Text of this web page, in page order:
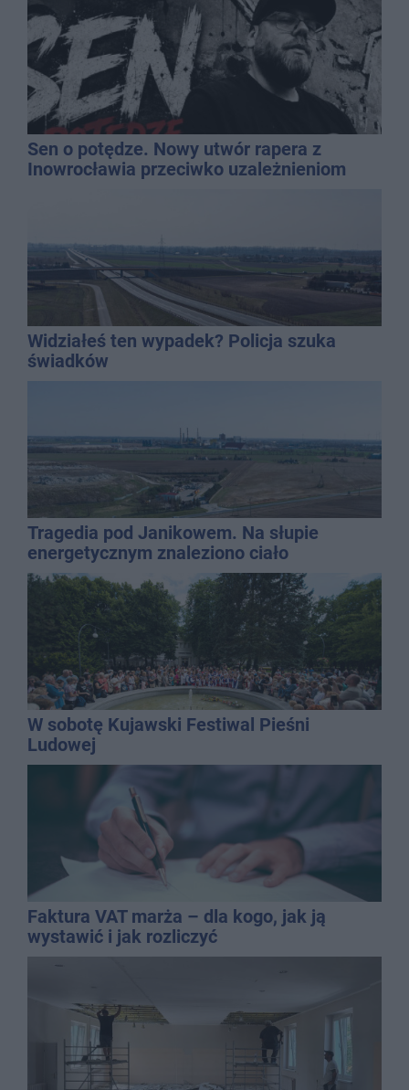
Sen o potędze. Nowy utwór rapera z
Inowrocławia przeciwko uzależnieniom
Widziałeś ten wypadek? Policja szuka
świadków
Tragedia pod Janikowem. Na słupie
energetycznym znaleziono ciało
mężczyzny
W sobotę Kujawski Festiwal Pieśni
Ludowej
Faktura VAT marża – dla kogo, jak ją
wystawić i jak rozliczyć